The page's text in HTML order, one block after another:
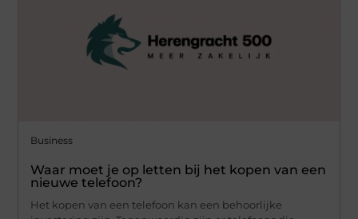
Business
Waar moet je op letten bij het kopen van een
nieuwe telefoon?
Het kopen van een telefoon kan een behoorlijke